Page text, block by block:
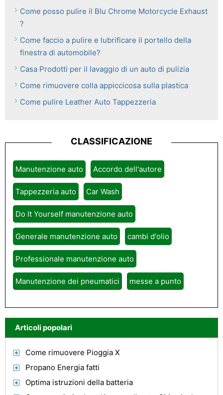
Come posso pulire il Blu Chrome Motorcycle Exhaust
?
Come faccio a pulire e lubrificare il portello della
finestra di automobile?
Casa Prodotti per il lavaggio di un auto di pulizia
Come rimuovere colla appiccicosa sulla plastica
Come pulire Leather Auto Tappezzeria
CLASSIFICAZIONE
Manutenzione auto Accordo dell'autore
Tappezzeria auto Car Wash
Do It Yourself manutenzione auto
Generale manutenzione auto cambi d'olio
Professionale manutenzione auto
Manutenzione dei pneumatici messe a punto
Articoli popolari
Come rimuovere Pioggia X
Propano Energia fatti
Optima istruzioni della batteria